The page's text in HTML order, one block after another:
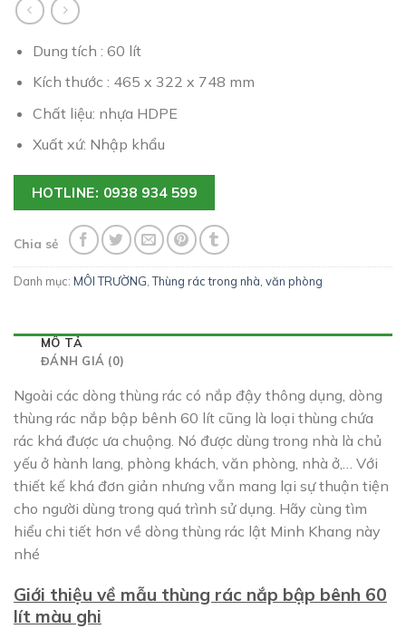
Dung tích : 60 lít
Kích thước : 465 x 322 x 748 mm
Chất liệu: nhựa HDPE
Xuất xứ: Nhập khẩu
HOTLINE: 0938 934 599
Chia sẻ
Danh mục: MÔI TRƯỜNG ,Thùng rác trong nhà, văn phòng
MÔ TẢ
ĐÁNH GIÁ (0)
Ngoài các dòng thùng rác có nắp đậy thông dụng, dòng
thùng rác nắp bập bênh 60 lít cũng là loại thùng chứa
rác khá được ưa chuộng. Nó được dùng trong nhà là chủ
yếu ở hành lang, phòng khách, văn phòng, nhà ở,… Với
thiết kế khá đơn giản nhưng vẫn mang lại sự thuận tiện
cho người dùng trong quá trình sử dụng. Hãy cùng tìm
hiểu chi tiết hơn về dòng thùng rác lật Minh Khang này
nhé
Giới thiệu về mẫu thùng rác nắp bập bênh 60
lít màu ghi